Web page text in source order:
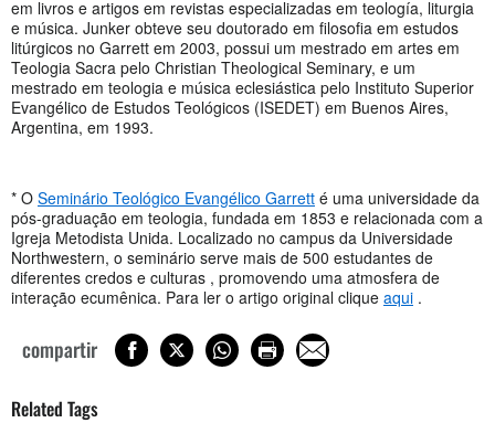
em livros e artigos em revistas especializadas em teología, liturgia
e música. Junker obteve seu doutorado em filosofia em estudos
litúrgicos no Garrett em 2003, possui um mestrado em artes em
Teologia Sacra pelo Christian Theological Seminary, e um
mestrado em teologia e música eclesiástica pelo Instituto Superior
Evangélico de Estudos Teológicos (ISEDET) em Buenos Aires,
Argentina, em 1993.
* O Seminário Teológico Evangélico Garrett é uma universidade da
pós-graduação em teologia, fundada em 1853 e relacionada com a
Igreja Metodista Unida. Localizado no campus da Universidade
Northwestern, o seminário serve mais de 500 estudantes de
diferentes credos e culturas , promovendo uma atmosfera de
interação ecumênica. Para ler o artigo original clique aqui .
compartir
Related Tags